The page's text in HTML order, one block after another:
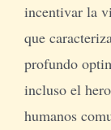
incentivar la
que
profundo
incluso el
humanos